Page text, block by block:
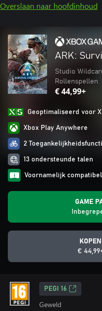
Overslaan naar hoofdinhoud
ARK:
Studio
Rollenspellen
€ 44,99+
Geoptimaliseerd voor
Xbox Play Anywhere
2
13 ondersteunde talen
Voornamelijk compatibel
GAME
KOPEN
€
PEGI 16
Geweld